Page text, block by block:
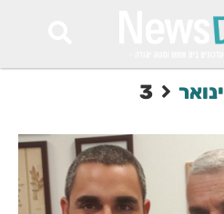
ינואר 3